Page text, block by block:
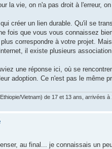
la vie, on n'a pas droit à l'erreur,
créer un lien durable. Qu'il se
fois que vous vous connaissez
correspondre à votre projet.
il existe plusieurs
une réponse ici, où se
adoption. Ce n'est pas le même
Vietnam) de 17 et 13 ans, arrivées à
au final... je connaissais un